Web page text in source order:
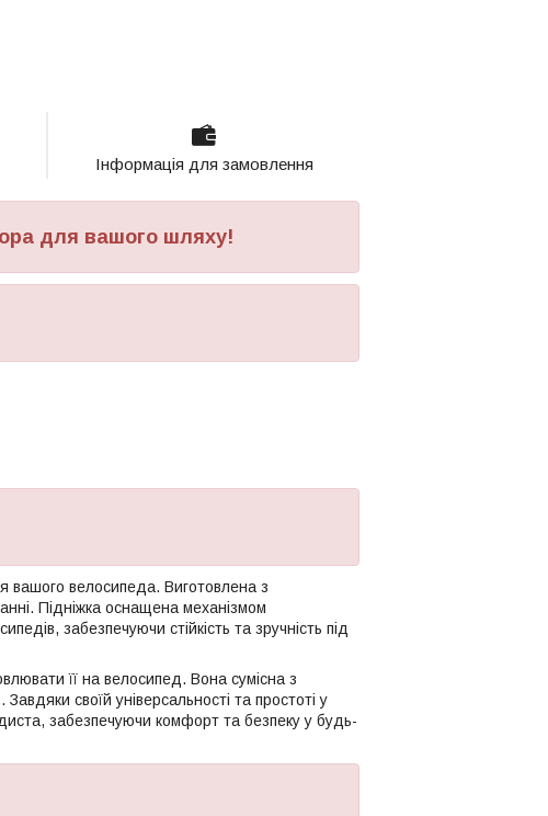
Інформація для замовлення
для вашого шляху!
вашого велосипеда. Виготовлена з
Підніжка оснащена механізмом
забезпечуючи стійкість та зручність під
її на велосипед. Вона сумісна з
своїй універсальності та простоті у
забезпечуючи комфорт та безпеку у будь-